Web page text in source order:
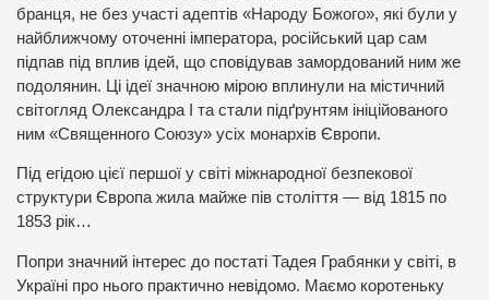
бранця, не без участі адептів «Народу Божого», які були у
найближчому оточенні імператора, російський цар сам
підпав під вплив ідей, що сповідував замордований ним же
подолянин. Ці ідеї значною мірою вплинули на містичний
світогляд Олександра І та стали підґрунтям ініційованого
ним «Священного Союзу» усіх монархів Європи.
Під егідою цієї першої у світі міжнародної безпекової
структури Європа жила майже пів століття — від 1815 по
1853 рік…
Попри значний інтерес до постаті Тадея Грабянки у світі, в
Україні про нього практично невідомо. Маємо коротеньку